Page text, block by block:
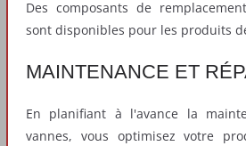
Des composants de
sont disponibles pour les produits
MAINTENANCE ET
En planifiant à l'avance la
vannes, vous optimisez votre